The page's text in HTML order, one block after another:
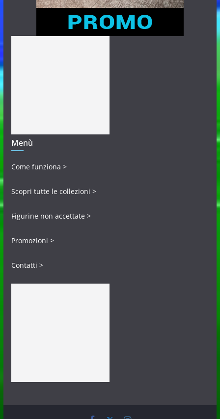
Menù
Come funziona >
Scopri tutte le collezioni >
Figurine non accettate >
Promozioni >
Contatti >